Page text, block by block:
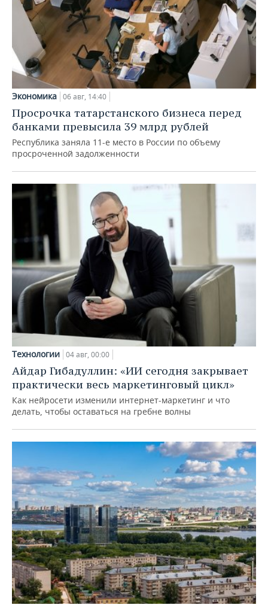
Экономика 06 авг, 14:40
Просрочка татарстанского бизнеса перед
банками превысила 39 млрд рублей
Республика заняла 11-е место в России по объему
просроченной задолженности
Технологии 04 авг, 00:00
Айдар Гибадуллин: «ИИ сегодня закрывает
практически весь маркетинговый цикл»
Как нейросети изменили интернет-маркетинг и что
делать, чтобы оставаться на гребне волны